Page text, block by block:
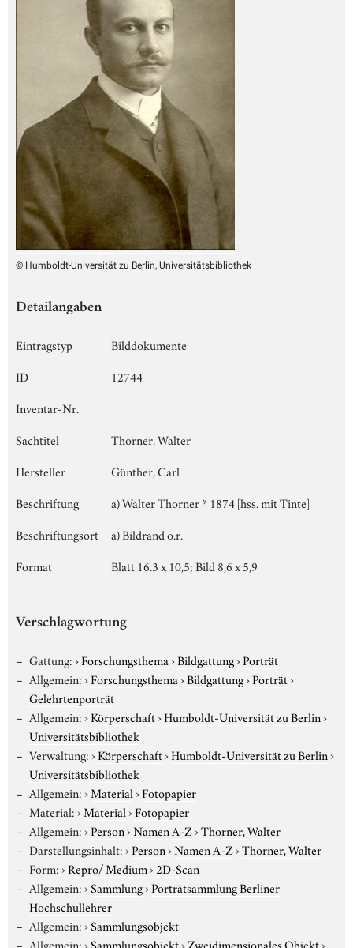
© Humboldt-Universität zu Berlin, Universitätsbibliothek
Detailangaben
Eintragstyp
Bilddokumente
ID
12744
Inventar-Nr.
Sachtitel
Thorner, Walter
Hersteller
Günther, Carl
Beschriftung
a) Walter Thorner * 1874 [hss. mit Tinte]
Beschriftungsort
a) Bildrand o.r.
Format
Blatt 16.3 x 10,5; Bild 8,6 x 5,9
Verschlagwortung
Gattung:›Forschungsthema›Bildgattung›Porträt
Allgemein:›Forschungsthema›Bildgattung›Porträt›
Gelehrtenporträt
Allgemein:›Körperschaft›Humboldt-Universität zu Berlin›
Universitätsbibliothek
Verwaltung:›Körperschaft›Humboldt-Universität zu Berlin›
Universitätsbibliothek
Allgemein:›Material›Fotopapier
Material:›Material›Fotopapier
Allgemein:›Person›Namen A-Z›Thorner, Walter
Darstellungsinhalt:›Person›Namen A-Z›Thorner, Walter
Form:›Repro/ Medium›2D-Scan
Allgemein:›Sammlung›Porträtsammlung Berliner
Hochschullehrer
Allgemein:›Sammlungsobjekt
Allgemein:›Sammlungsobjekt›Zweidimensionales Objekt›